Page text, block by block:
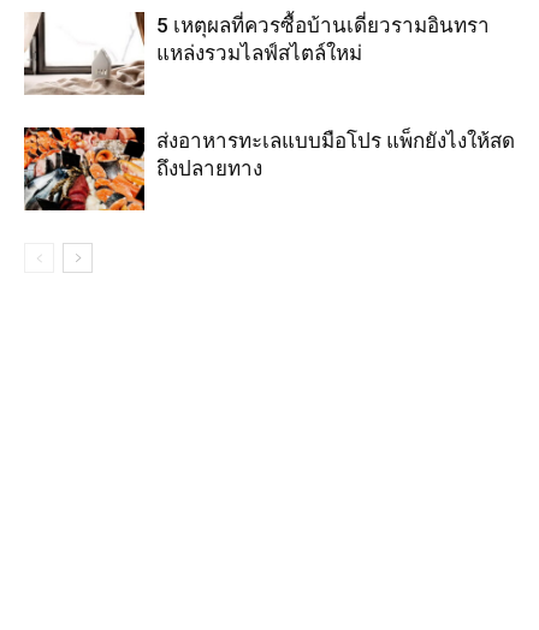
5 เหตุผลที่ควรซื้อบ้านเดี่ยวรามอินทรา
แหล่งรวมไลฟ์สไตล์ใหม่
ส่งอาหารทะเลแบบมือโปร แพ็กยังไงให้สด
ถึงปลายทาง